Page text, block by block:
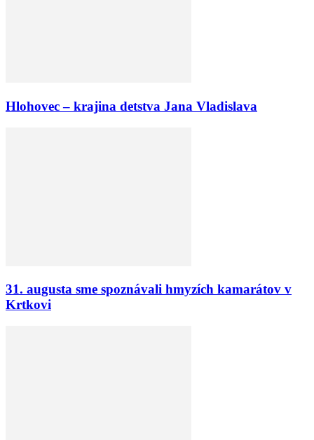
Hlohovec – krajina detstva Jana Vladislava
31. augusta sme spoznávali hmyzích kamarátov v
Krtkovi